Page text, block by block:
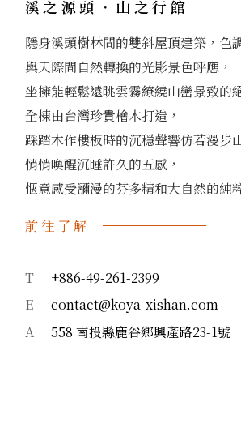
溪之源頭．山之行館
隱身溪頭樹林間的雙斜屋頂建築，色
與天際間自然轉換的光影景色呼應，
坐擁能輕鬆遠眺雲霧繚繞山巒景致的
全棟由台灣珍貴檜木打造，
踩踏木作樓板時的沉穩聲響仿若漫步
悄悄喚醒沉睡許久的五感，
愜意感受瀰漫的芬多精和大自然的純
前往了解
T
+886-49-261-2399
E
contact@koya-xishan.com
A
558 南投縣鹿谷鄉興產路23-1號